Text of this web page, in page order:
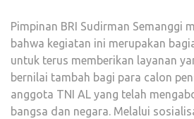
Pimpinan BRI Sudirman Semanggi
bahwa kegiatan ini merupakan
untuk terus memberikan layanan
bernilai tambah bagi para calon
anggota TNI AL yang telah
bangsa dan negara. Melalui